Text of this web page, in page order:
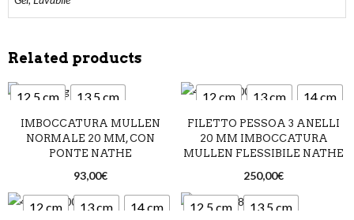
Related products
12,5 cm
13,5 cm
14,5 cm
IMBOCCATURA MULLEN
NORMALE 20 MM, CON
PONTE NATHE
93,00€
12 cm 13 cm 14 cm
FILETTO PESSOA 3 ANELLI
20 MM IMBOCCATURA
MULLEN FLESSIBILE NATHE
250,00€
12 cm 13 cm 14 cm 12,5 cm
13,5 cm